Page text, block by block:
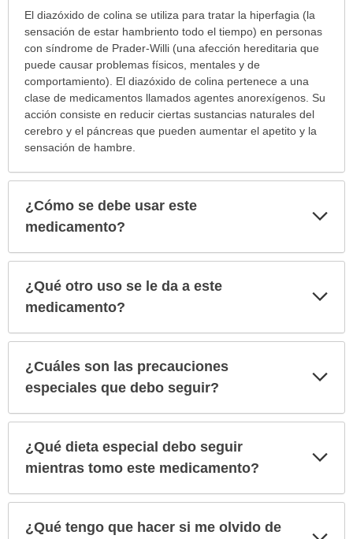
¿Para
cuáles
condiciones
enfermedades
prescribe
este
medicamento?
sido
extendido.
El diazóxido de colina se utiliza para tratar la hiperfagia (la
sensación de estar hambriento todo el tiempo) en personas
con síndrome de Prader-Willi (una afección hereditaria que
puede causar problemas físicos, mentales y de
comportamiento). El diazóxido de colina pertenece a una
clase de medicamentos llamados agentes anorexígenos. Su
acción consiste en reducir ciertas sustancias naturales del
cerebro y el páncreas que pueden aumentar el apetito y la
sensación de hambre.
¿Cómo se debe usar este
medicamento?
¿Qué otro uso se le da a este
medicamento?
¿Cuáles son las precauciones
especiales que debo seguir?
¿Qué dieta especial debo seguir
mientras tomo este medicamento?
¿Qué tengo que hacer si me olvido de